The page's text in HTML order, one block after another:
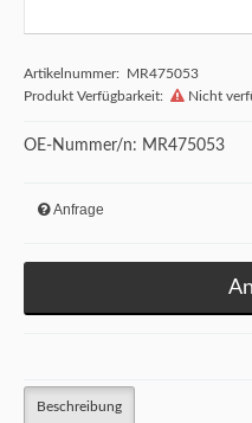
Artikelnummer: MR475053
Produkt Verfügbarkeit:
Nicht
OE-Nummer/n: MR475053
Anfrage
Beschreibung